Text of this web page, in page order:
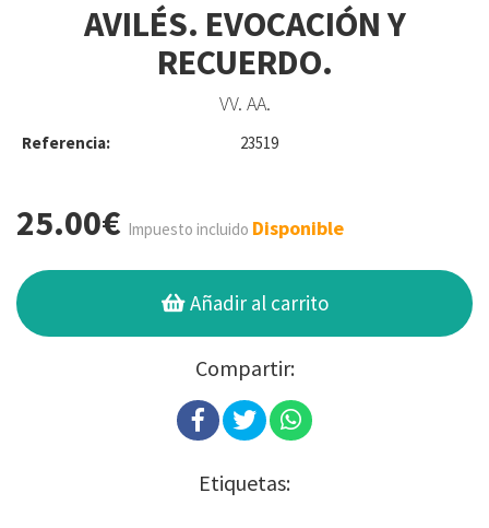
AVILÉS. EVOCACIÓN Y
RECUERDO.
VV. AA.
Referencia: 23519
25.00€ Impuesto incluido Disponible
Añadir al carrito
Compartir:
Etiquetas: